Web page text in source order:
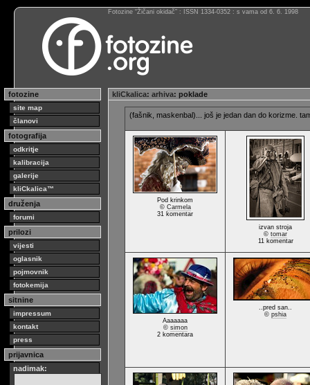
Fotozine “Žičani okidač” : ISSN 1334-0352 : s vama od 6. 6. 1998
fotozine
site map
članovi
fotografija
odkritje
kalibracija
galerije
kliCkalica™
druženja
forumi
prilozi
vijesti
oglasnik
pojmovnik
fotokemija
sitnine
impressum
kontakt
press
prijavnica
nadimak:
kliCkalica: arhiva: poklade
(fašnik, maskenbal)... još je jedan dan do korizme.
Pod krinkom
© Carmela
31 komentar
izvan stroja
© tomar
11 komentar
Aaaaaaa
© simon
2 komentara
..pred san..
© pshia